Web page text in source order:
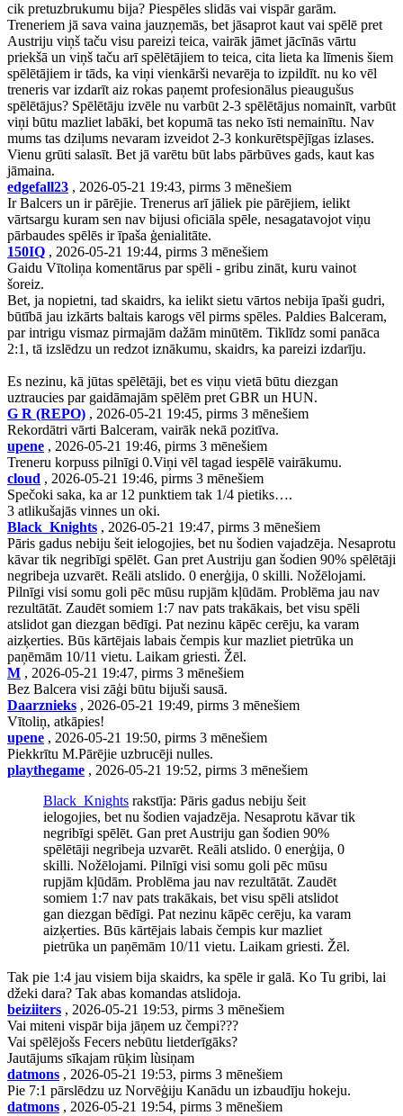
cik pretuzbrukumu bija? Piespēles slidās vai vispār garām.
Treneriem jā sava vaina jauzņemās, bet jāsaprot kaut vai spēlē pret
Austriju viņš taču visu pareizi teica, vairāk jāmet jācīnās vārtu
priekšā un viņš taču arī spēlētājiem to teica, cita lieta ka līmenis šiem
spēlētājiem ir tāds, ka viņi vienkārši nevarēja to izpildīt. nu ko vēl
treneris var izdarīt aiz rokas paņemt profesionālus pieaugušus
spēlētājus? Spēlētāju izvēle nu varbūt 2-3 spēlētājus nomainīt, varbūt
viņi būtu mazliet labāki, bet kopumā tas neko īsti nemainītu. Nav
mums tas dziļums nevaram izveidot 2-3 konkurētspējīgas izlases.
Vienu grūti salasīt. Bet jā varētu būt labs pārbūves gads, kaut kas
jāmaina.
edgefall23 , 2026-05-21 19:43, pirms 3 mēnešiem
Ir Balcers un ir pārējie. Trenerus arī jāliek pie pārējiem, ielikt
vārtsargu kuram sen nav bijusi oficiāla spēle, nesagatavojot viņu
pārbaudes spēlēs ir īpaša ģenialitāte.
150IQ , 2026-05-21 19:44, pirms 3 mēnešiem
Gaidu Vītoliņa komentārus par spēli - gribu zināt, kuru vainot
šoreiz.
Bet, ja nopietni, tad skaidrs, ka ielikt sietu vārtos nebija īpaši gudri,
būtībā jau izkārts baltais karogs vēl pirms spēles. Paldies Balceram,
par intrigu vismaz pirmajām dažām minūtēm. Tiklīdz somi panāca
2:1, tā izslēdzu un redzot iznākumu, skaidrs, ka pareizi izdarīju.
Es nezinu, kā jūtas spēlētāji, bet es viņu vietā būtu diezgan
uztraucies par gaidāmajām spēlēm pret GBR un HUN.
G R (REPO) , 2026-05-21 19:45, pirms 3 mēnešiem
Rekordātri vārti Balceram, vairāk nekā pozitīva.
upene , 2026-05-21 19:46, pirms 3 mēnešiem
Treneru korpuss pilnīgi 0.Viņi vēl tagad iespēlē vairākumu.
cloud , 2026-05-21 19:46, pirms 3 mēnešiem
Spečoki saka, ka ar 12 punktiem tak 1/4 pietiks….
3 atlikušajās vinnes un oki.
Black_Knights , 2026-05-21 19:47, pirms 3 mēnešiem
Pāris gadus nebiju šeit ielogojies, bet nu šodien vajadzēja. Nesaprotu
kāvar tik negribīgi spēlēt. Gan pret Austriju gan šodien 90% spēlētāji
negribeja uzvarēt. Reāli atslido. 0 enerģija, 0 skilli. Nožēlojami.
Pilnīgi visi somu goli pēc mūsu rupjām kļūdām. Problēma jau nav
rezultātāt. Zaudēt somiem 1:7 nav pats trakākais, bet visu spēli
atslidot gan diezgan bēdīgi. Pat nezinu kāpēc cerēju, ka varam
aizķerties. Būs kārtējais labais čempis kur mazliet pietrūka un
paņēmām 10/11 vietu. Laikam griesti. Žēl.
M , 2026-05-21 19:47, pirms 3 mēnešiem
Bez Balcera visi zāģi būtu bijuši sausā.
Daarznieks , 2026-05-21 19:49, pirms 3 mēnešiem
Vītoliņ, atkāpies!
upene , 2026-05-21 19:50, pirms 3 mēnešiem
Piekkrītu M.Pārējie uzbrucēji nulles.
playthegame , 2026-05-21 19:52, pirms 3 mēnešiem
Black_Knights rakstīja: Pāris gadus nebiju šeit
ielogojies, bet nu šodien vajadzēja. Nesaprotu kāvar tik
negribīgi spēlēt. Gan pret Austriju gan šodien 90%
spēlētāji negribeja uzvarēt. Reāli atslido. 0 enerģija, 0
skilli. Nožēlojami. Pilnīgi visi somu goli pēc mūsu
rupjām kļūdām. Problēma jau nav rezultātāt. Zaudēt
somiem 1:7 nav pats trakākais, bet visu spēli atslidot
gan diezgan bēdīgi. Pat nezinu kāpēc cerēju, ka varam
aizķerties. Būs kārtējais labais čempis kur mazliet
pietrūka un paņēmām 10/11 vietu. Laikam griesti. Žēl.
Tak pie 1:4 jau visiem bija skaidrs, ka spēle ir galā. Ko Tu gribi, lai
džeki dara? Tak abas komandas atslidoja.
beiziiters , 2026-05-21 19:53, pirms 3 mēnešiem
Vai miteni vispār bija jāņem uz čempi???
Vai spēlējošs Fecers nebūtu lietderīgāks?
Jautājums sīkajam rūķim lùsiņam
datmons , 2026-05-21 19:53, pirms 3 mēnešiem
Pie 7:1 pārslēdzu uz Norvēģiju Kanādu un izbaudīju hokeju.
datmons , 2026-05-21 19:54, pirms 3 mēnešiem